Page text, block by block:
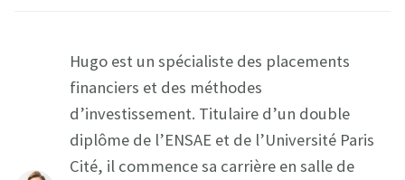
Hugo est un spécialiste des placements
financiers et des méthodes
d’investissement. Titulaire d’un double
diplôme de l’ENSAE et de l’Université Paris
Cité, il commence sa carrière en salle de